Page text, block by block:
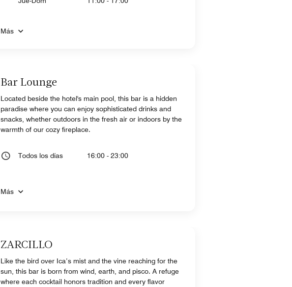
Más
Bar Lounge
Located beside the hotel's main pool, this bar is a hidden
paradise where you can enjoy sophisticated drinks and
snacks, whether outdoors in the fresh air or indoors by the
warmth of our cozy fireplace.
Todos los días 16:00 - 23:00
Más
ZARCILLO
Like the bird over Ica’s mist and the vine reaching for the
sun, this bar is born from wind, earth, and pisco. A refuge
where each cocktail honors tradition and every flavor